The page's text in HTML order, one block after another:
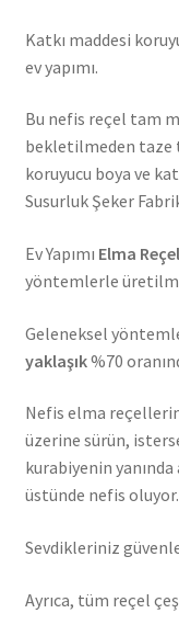
Katkı maddesi
ev yapımı.
Bu nefis reçel tam
bekletilmeden taze
koruyucu boya ve
Susurluk Şeker
Ev Yapımı Elma
yöntemlerle
Geleneksel
yaklaşık%70
Nefis elma
üzerine sürün,
kurabiyenin
üstünde nefis oluyor.
Sevdikleriniz
Ayrıca, tüm reçel